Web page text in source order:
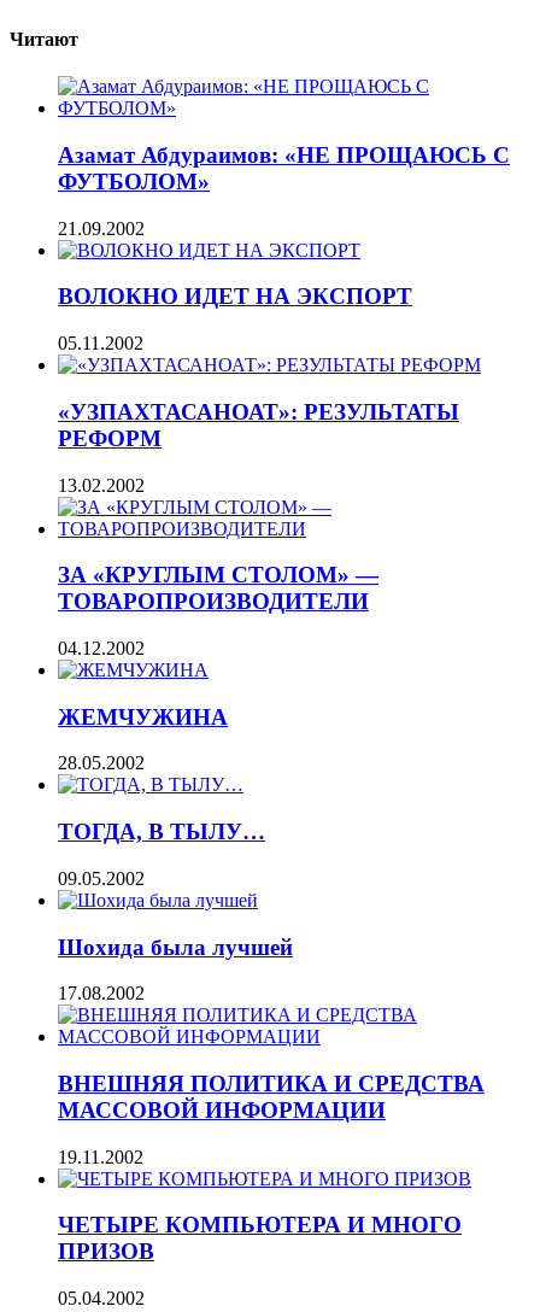
Читают
Азамат Абдураимов: «НЕ ПРОЩАЮСЬ С
ФУТБОЛОМ»
21.09.2002
ВОЛОКНО ИДЕТ НА ЭКСПОРТ
05.11.2002
«УЗПАХТАСАНОАТ»: РЕЗУЛЬТАТЫ
РЕФОРМ
13.02.2002
ЗА «КРУГЛЫМ СТОЛОМ» —
ТОВАРОПРОИЗВОДИТЕЛИ
04.12.2002
ЖЕМЧУЖИНА
28.05.2002
ТОГДА, В ТЫЛУ…
09.05.2002
Шохида была лучшей
17.08.2002
ВНЕШНЯЯ ПОЛИТИКА И СРЕДСТВА
МАССОВОЙ ИНФОРМАЦИИ
19.11.2002
ЧЕТЫРЕ КОМПЬЮТЕРА И МНОГО
ПРИЗОВ
05.04.2002